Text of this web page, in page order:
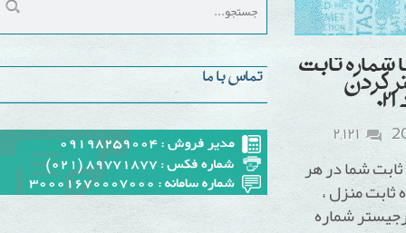
ثابت
۲,۱۲۱
در هر
،
شماره
تماس با ما